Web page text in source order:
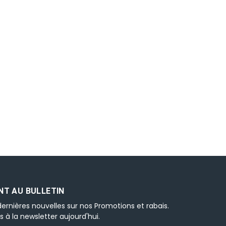
AU BULLETIN
nouvelles sur nos Promotions et rabais.
à la newsletter aujourd'hui.